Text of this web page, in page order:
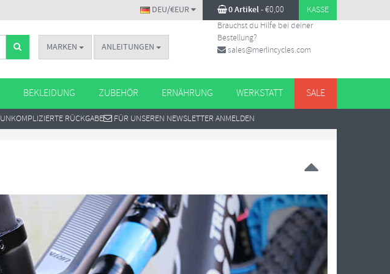
0 Artikel-€0,00 KASSE
DEU/€EUR
MARKEN ANLEITUNGEN
Brauchst du Hilfe bei deiner
Bestellung?
sales@merlincycles.com
BEKLEIDUNG ZUBEHÖR ERNÄHRUNG WERKSTATT SALE
UNKOMPLIZIERTE RÜCKGABE FÜR UNSEREN NEWSLETTER ANMELDEN